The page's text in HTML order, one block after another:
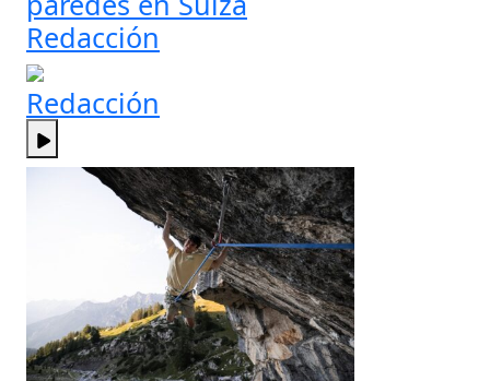
Redacción
Redacción